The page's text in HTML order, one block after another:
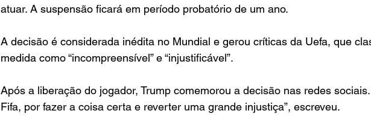
atuar. A suspensão ficará em período probatório de um ano.
A decisão é considerada inédita no Mundial e gerou críticas da Uefa, que
medida como “incompreensível” e “injustificável”.
Após a liberação do jogador, Trump comemorou a decisão nas redes sociais.
Fifa, por fazer a coisa certa e reverter uma grande injustiça”, escreveu.